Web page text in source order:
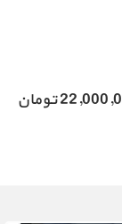
تومان